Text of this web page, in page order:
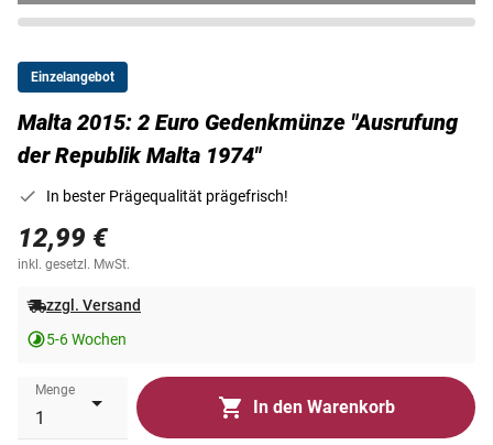
Einzelangebot
Malta 2015: 2 Euro Gedenkmünze "Ausrufung
der Republik Malta 1974"
In bester Prägequalität prägefrisch!
12,99 €
inkl. gesetzl. MwSt.
zzgl. Versand
5-6 Wochen
Menge
In den Warenkorb